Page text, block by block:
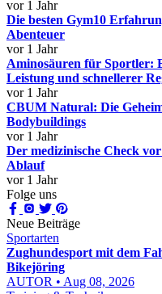
vor 1 Jahr
Die besten Gym10
Abenteuer
vor 1 Jahr
Aminosäuren für Sportler:
Leistung und schnellerer
vor 1 Jahr
CBUM Natural: Die
Bodybuildings
vor 1 Jahr
Der medizinische Check
Ablauf
vor 1 Jahr
Folge uns
Neue Beiträge
Sportarten
Zughundesport mit dem
Bikejöring
AUTOR • Aug 08, 2026